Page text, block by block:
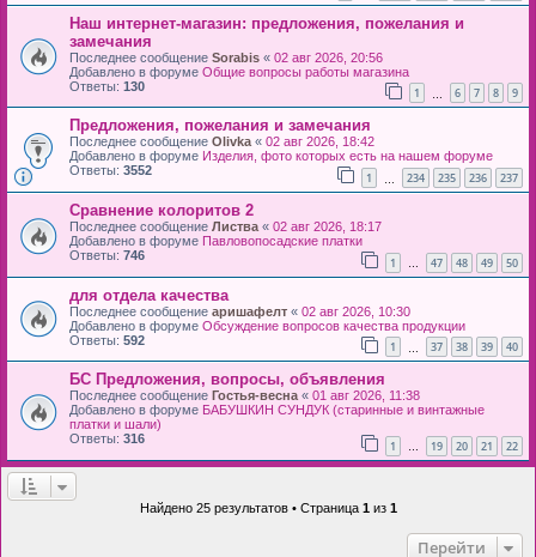
Наш интернет-магазин: предложения, пожелания и
замечания
Последнее сообщение Sorabis « 02 авг 2026, 20:56
Добавлено в форуме Общие вопросы работы магазина
Ответы: 130 1 6 7 8 9
Предложения, пожелания и замечания
Последнее сообщение Olivka« 02 авг 2026, 18:42
Добавлено в форуме Изделия, фото которых есть на нашем форуме
Ответы: 3552 1 234 235 236 237
Сравнение колоритов 2
Последнее сообщение Листва « 02 авг 2026, 18:17
Добавлено в форуме Павловопосадские платки
Ответы: 746 1 … 47 48 49 50
для отдела качества
Последнее сообщение аришафелт « 02 авг 2026, 10:30
Добавлено в форуме Обсуждение вопросов качества продукции
Ответы: 592 1 37 38 39 40
БС Предложения, вопросы, объявления
Последнее сообщение Гостья-весна « 01 авг 2026, 11:38
Добавлено в форуме БАБУШКИН СУНДУК (старинные и винтажные
платки и шали)
Ответы: 316 1 … 19 20 21 22
Найдено 25 результатов • Страница 1из 1
Перейти